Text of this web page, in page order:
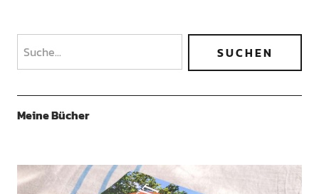
Meine Bücher